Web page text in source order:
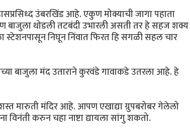
उंबरखिंड आहे. एकुण मोक्याची जागा पहाता
बाजुला थोडली तटबंदी उभारली असती तर हे सहज शक्य
स्टेशनपासून निघून निंवात फिरत हि सगळी सहल चार
बाजुला मंद उताराने कुरवंडे गावाकडे उतरला आहे. हे
मारुती मंदिर आहे. आपण एखाद्या ग्रुपबरोबर गेलेलो
करुन चहा नाष्टा द्यायला सांगु शकतो.